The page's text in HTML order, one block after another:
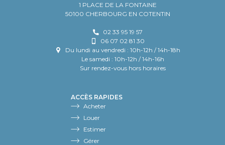
1 PLACE DE LA FONTAINE
50100 CHERBOURG EN COTENTIN
02 33 95 19 57
06 07 02 81 30
Du lundi au vendredi : 10h-12h / 14h-18h
Le samedi : 10h-12h / 14h-16h
Sur rendez-vous hors horaires
ACCÈS RAPIDES
Acheter
Louer
Estimer
Gérer